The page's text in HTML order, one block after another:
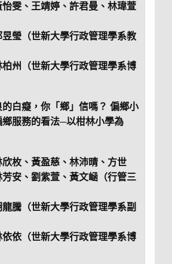
雯、王靖婷、許君曼、林瑋萱
昱瑩（世新大學行政管理學系教
（世新大學行政管理學系博
白癡，你「鄉」信嗎？ 偏鄉小
服務的看法─以柑林小學為
、黃盈慈、林沛晴、方世
安、劉紫萱、黃文崡（行管三
騰（世新大學行政管理學系副
（世新大學行政管理學系博